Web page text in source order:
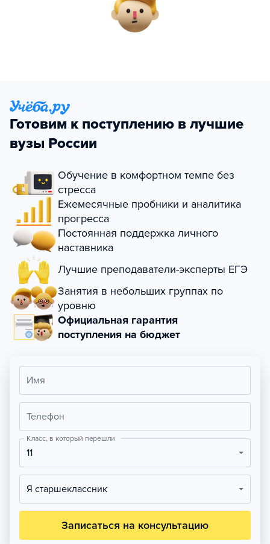
Готовим к поступлению в лучшие
вузы России
Обучение в комфортном темпе без
стресса
Ежемесячные пробники и аналитика
прогресса
Постоянная поддержка личного
наставника
Лучшие преподаватели-эксперты ЕГЭ
Занятия в небольших группах по
уровню
Официальная гарантия
поступления на бюджет
Имя
Телефон
Класс, в который перешли
11
Я старшеклассник
Записаться на консультацию